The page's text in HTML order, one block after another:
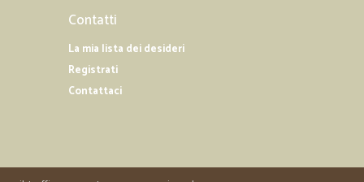
Contatti
La mia lista dei desideri
Registrati
Contattaci